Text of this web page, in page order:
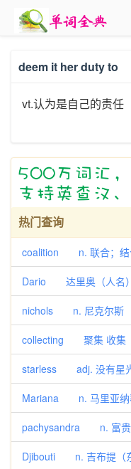
deem it her duty to
vt.认为是自己的责任
热门查询
coalition n. 联合；结
Dario 达里奥（人名）
nichols n. 尼克尔斯
collecting 聚集 收集（
starless adj. 没有星
Mariana n. 马里亚纳
pachysandra n. 富
Djibouti n. 吉布提（东